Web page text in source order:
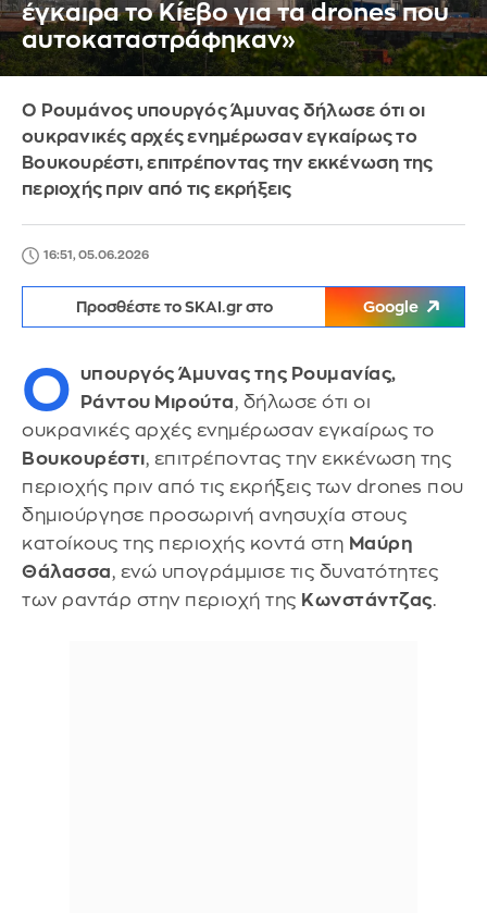
έγκαιρα το Κίεβο για τα drones που
αυτοκαταστράφηκαν»
Ο Ρουμάνος υπουργός Άμυνας δήλωσε ότι οι
ουκρανικές αρχές ενημέρωσαν εγκαίρως το
Βουκουρέστι, επιτρέποντας την εκκένωση της
περιοχής πριν από τις εκρήξεις
16:51, 05.06.2026
Προσθέστε το SKAI.gr στο Google
Ο υπουργός Άμυνας της Ρουμανίας,
Ράντου Μιρούτα, δήλωσε ότι οι
ουκρανικές αρχές ενημέρωσαν εγκαίρως το
Βουκουρέστι, επιτρέποντας την εκκένωση της
περιοχής πριν από τις εκρήξεις των drones που
δημιούργησε προσωρινή ανησυχία στους
κατοίκους της περιοχής κοντά στη Μαύρη
Θάλασσα, ενώ υπογράμμισε τις δυνατότητες
των ραντάρ στην περιοχή της Κωνστάντζας.